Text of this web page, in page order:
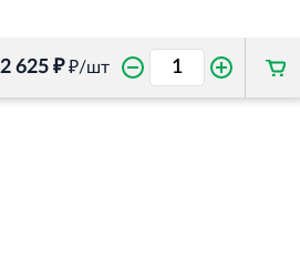
2 625 ₽₽/шт